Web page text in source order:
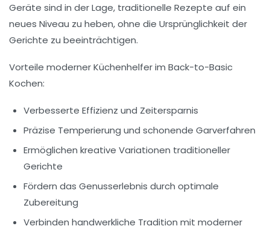
Geräte sind in der Lage, traditionelle Rezepte auf ein
neues Niveau zu heben, ohne die Ursprünglichkeit der
Gerichte zu beeinträchtigen.
Vorteile moderner Küchenhelfer im Back-to-Basic
Kochen:
Verbesserte Effizienz und Zeitersparnis
Präzise Temperierung und schonende Garverfahren
Ermöglichen kreative Variationen traditioneller
Gerichte
Fördern das Genusserlebnis durch optimale
Zubereitung
Verbinden handwerkliche Tradition mit moderner